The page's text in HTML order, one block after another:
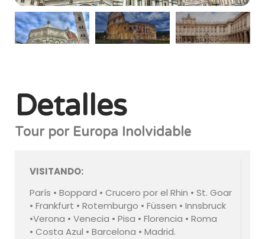
Detalles
Tour por Europa Inolvidable
VISITANDO:
París • Boppard • Crucero por el Rhin • St. Goar
• Frankfurt • Rotemburgo • Füssen • Innsbruck
•Verona • Venecia • Pisa • Florencia • Roma
• Costa Azul • Barcelona • Madrid.